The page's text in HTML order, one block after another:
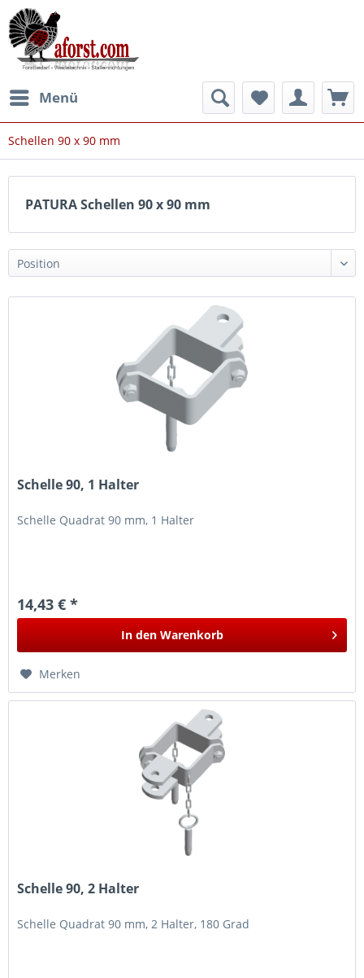
Menü
Schellen 90 x 90 mm
PATURA Schellen 90 x 90 mm
Schelle 90, 1 Halter
Schelle Quadrat 90 mm, 1 Halter
14,43 € *
In den Warenkorb
Merken
Schelle 90, 2 Halter
Schelle Quadrat 90 mm, 2 Halter, 180 Grad